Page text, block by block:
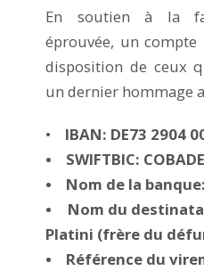
En soutien à la
éprouvée, un
disposition de ceux
un dernier hommage
•
IBAN: DE73 2904
• SWIFTBIC:
• Nom de la
• Nom du
Platini (frère du
• Référence du